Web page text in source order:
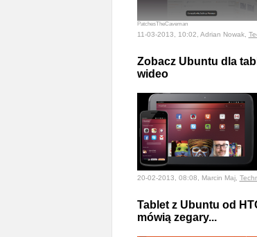
PatchesTheCaveman
11-03-2013, 10:02, Adrian Nowak,
Zobacz Ubuntu dla
wideo
20-02-2013, 08:08, Marcin Maj,
Tablet z Ubuntu od
mówią zegary...